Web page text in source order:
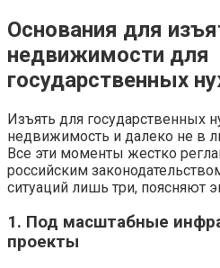
Основания для
недвижимости для
государственных
Изъять для
недвижимость и далеко не в
Все эти моменты жестко
российским
ситуаций лишь три, поясняют
1. Под масштабные
проекты